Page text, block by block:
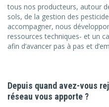
tous nos producteurs, autour
sols, de la gestion des
accompagner, nous
ressources techniques- et un
afin d’avancer pas à pas et
Depuis quand avez-vous
réseau vous apporte ?